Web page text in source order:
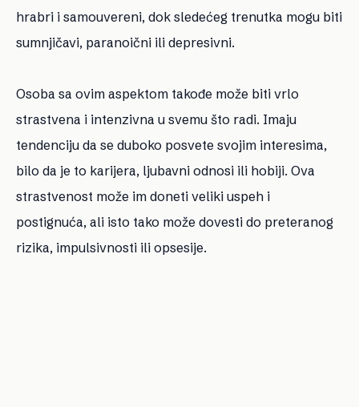
hrabri i samouvereni, dok sledećeg trenutka mogu biti
sumnjičavi, paranoični ili depresivni.
Osoba sa ovim aspektom takođe može biti vrlo
strastvena i intenzivna u svemu što radi. Imaju
tendenciju da se duboko posvete svojim interesima,
bilo da je to karijera, ljubavni odnosi ili hobiji. Ova
strastvenost može im doneti veliki uspeh i
postignuća, ali isto tako može dovesti do preteranog
rizika, impulsivnosti ili opsesije.